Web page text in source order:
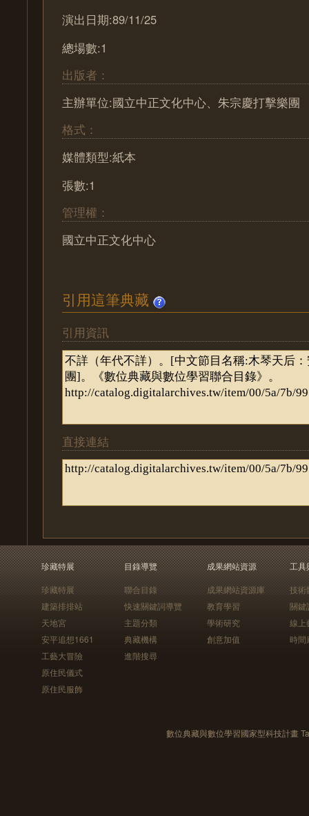
演出日期:89/11/25
總場數:1
出版者：
主辦單位:國立中正文化中心、朱宗慶打擊樂團
格式：
媒體類型:紙本
張數:1
管理權：
國立中正文化中心
引用這筆典藏
引用資訊
直接連結
珍藏特展
珍藏特展
建築排排站
天地宮
安平追想1661
工藝大冒險
原住民儀式
原住民服飾
目錄導覽
聯合目錄
快速關鍵詞導覽
主題分類
典藏機構
進階搜尋
成果網站資源
成果網站資源庫
教育學習
學術研究
創意加值
工具
技術
關鍵
線上
時間
數位典藏與數位學習國家型科技計畫